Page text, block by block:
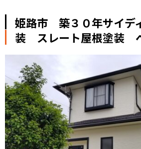
姫路市 築３０年サイデ
装 スレート屋根塗装